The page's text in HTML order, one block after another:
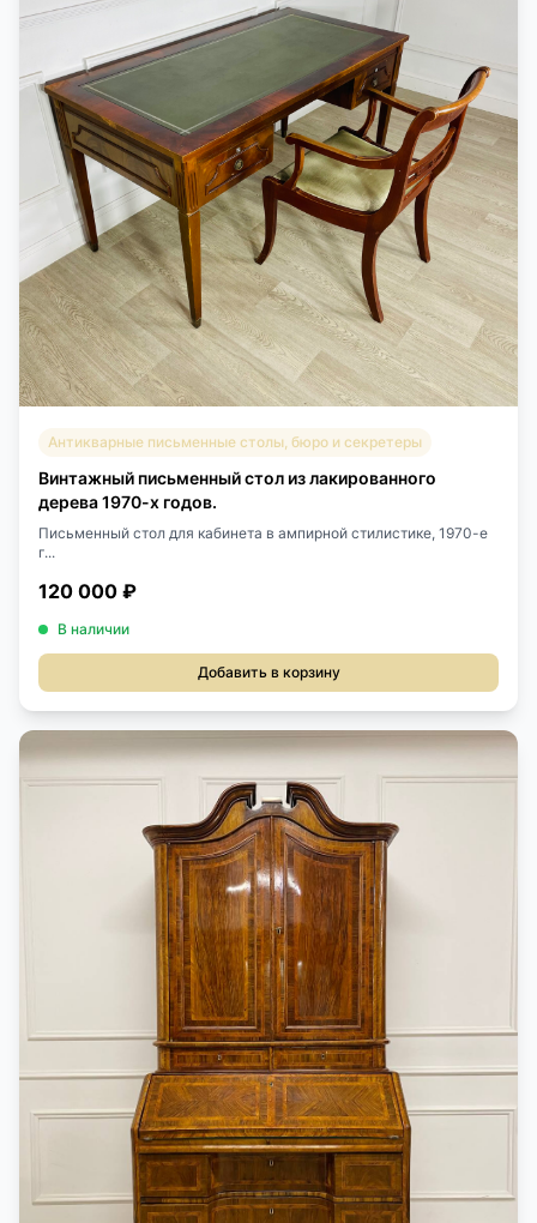
Антикварные письменные столы, бюро и секретеры
Винтажный письменный стол из лакированного
дерева 1970-х годов.
Письменный стол для кабинета в ампирной стилистике, 1970-е
г...
120 000 ₽
В наличии
Добавить в корзину